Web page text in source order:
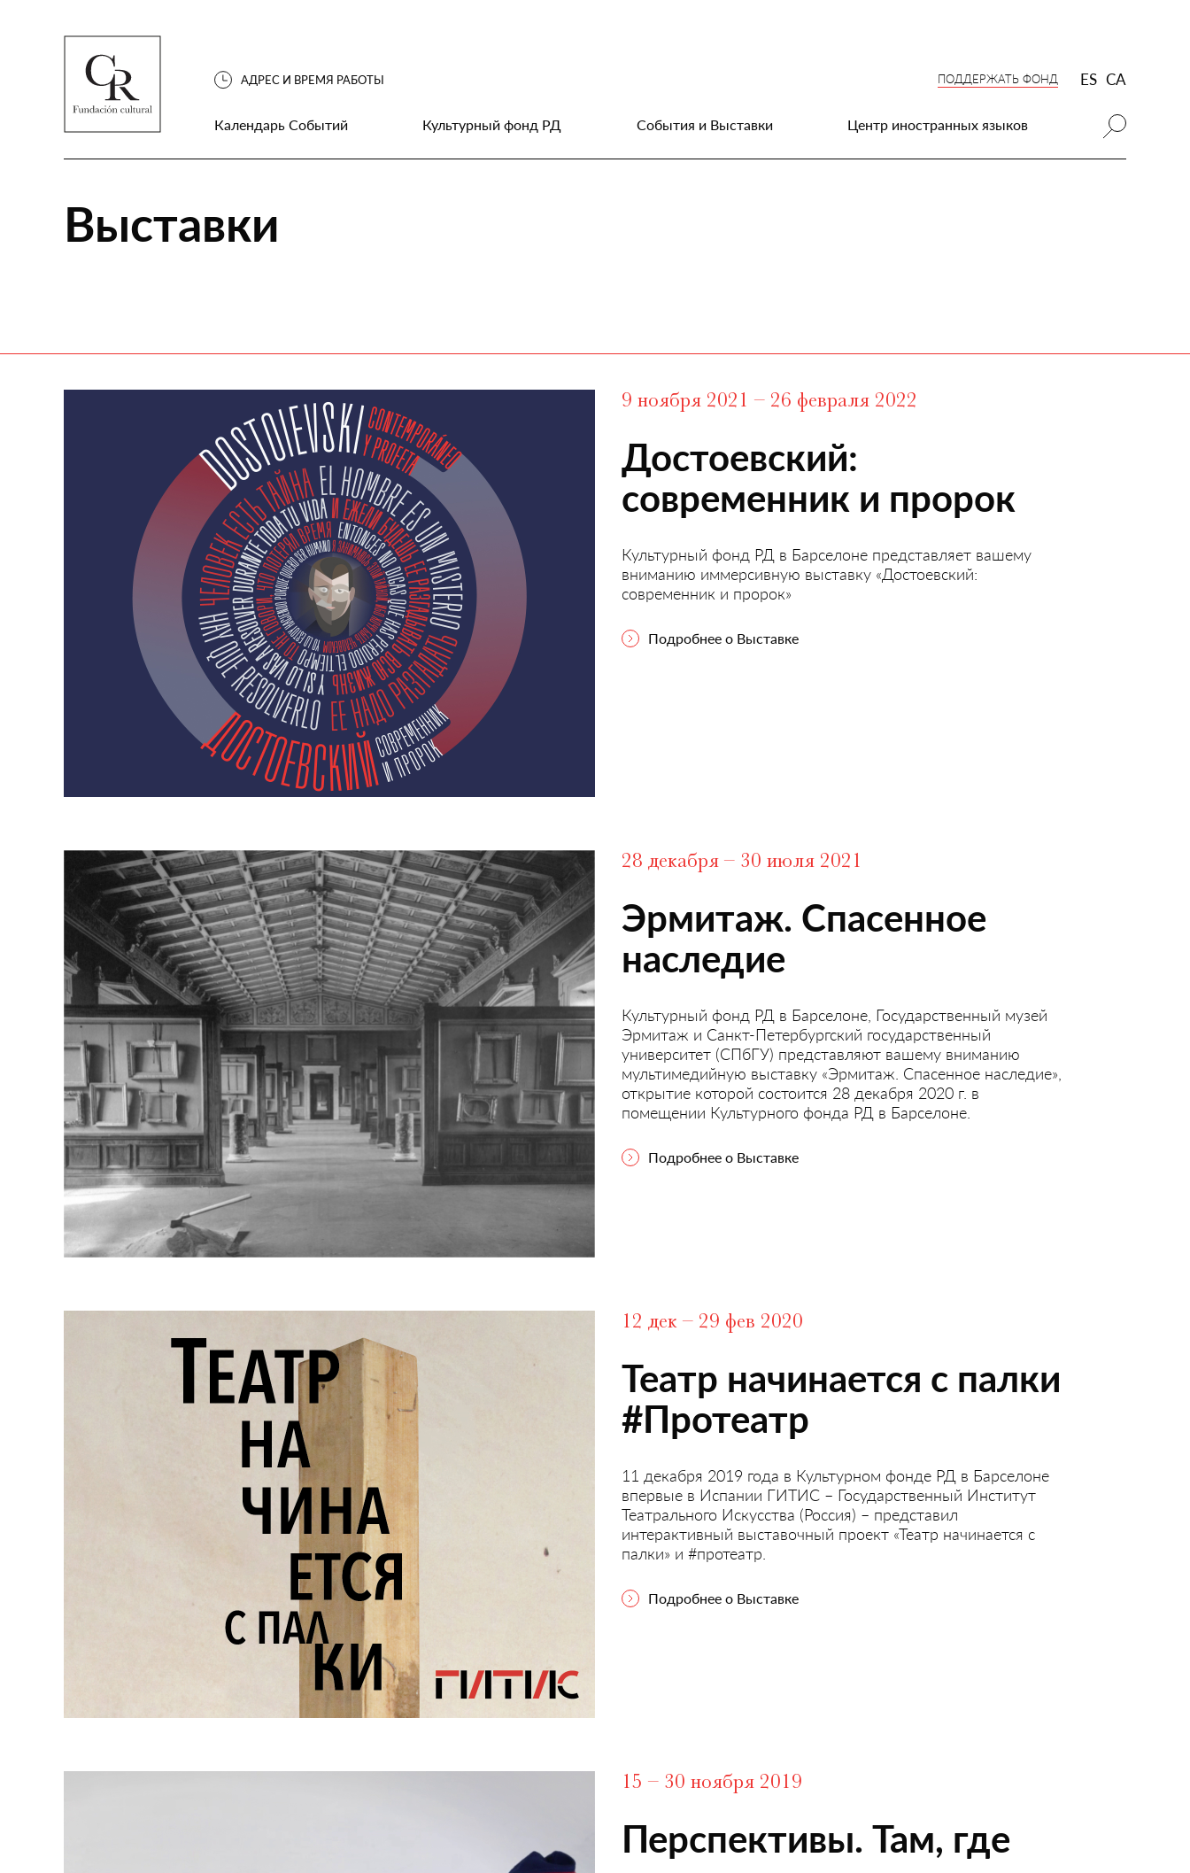
АДРЕС И ВРЕМЯ РАБОТЫ ПОДДЕРЖАТЬ ФОНД ES CA
Календарь Событий Культурный фонд РД События и Выставки Центр иностранных языков
Выставки
9 ноября 2021 – 26 февраля 2022
Достоевский:
современник и пророк
Культурный фонд РД в Барселоне представляет вашему
вниманию иммерсивную выставку «Достоевский:
современник и пророк»
Подробнее о Выставке
28 декабря – 30 июля 2021
Эрмитаж. Спасенное
наследие
Культурный фонд РД в Барселоне, Государственный музей
Эрмитаж и Санкт-Петербургский государственный
университет (СПбГУ) представляют вашему вниманию
мультимедийную выставку «Эрмитаж. Спасенное наследие»,
открытие которой состоится 28 декабря 2020 г. в
помещении Культурного фонда РД в Барселоне.
Подробнее о Выставке
12 дек – 29 фев 2020
Театр начинается с палки
#Протеатр
11 декабря 2019 года в Культурном фонде РД в Барселоне
впервые в Испании ГИТИС – Государственный Институт
Театрального Искусства (Россия) – представил
интерактивный выставочный проект «Театр начинается с
палки» и #протеатр.
Подробнее о Выставке
15 – 30 ноября 2019
Перспективы. Там, где